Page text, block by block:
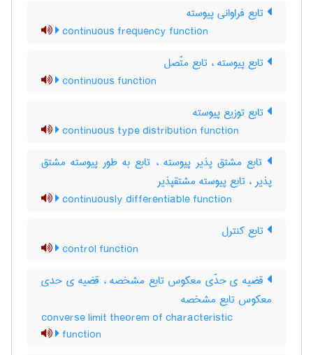
تابع فراوانی پیوسته
continuous frequency function
تابع پیوسته ، تابع متّصل
continuous function
تابع توزیع پیوسته
continuous type distribution function
تابع مشتق پذیر پیوسته ، تابع به طور پیوسته مشتق
پذیر ، تابع پیوسته مشتقپذیر
continuously differentiable function
تابع کنترل
control function
قضیه ی حدّی معکوس تابع مشخصه ، قضیه ی حدی
معکوس تابع مشخصه
converse limit theorem of characteristic
function